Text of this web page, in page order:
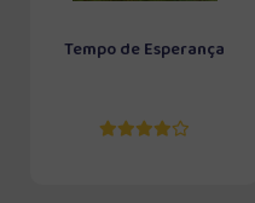
Tempo de Esperança